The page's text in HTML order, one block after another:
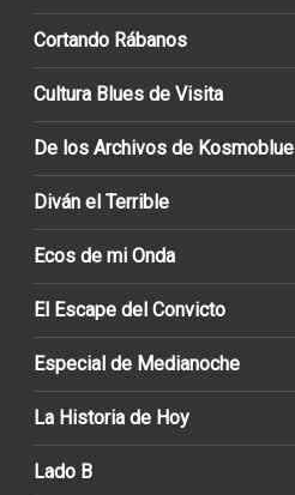
Cortando Rábanos
Cultura Blues de Visita
De los Archivos de Kosmoblue
Diván el Terrible
Ecos de mi Onda
El Escape del Convicto
Especial de Medianoche
La Historia de Hoy
Lado B